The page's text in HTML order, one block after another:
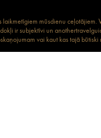
mūsdienu
ir subjektīvi un
vai kaut kas tajā